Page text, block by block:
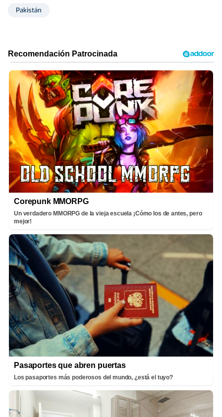
Pakistán
Corepunk MMORPG
Un verdadero MMORPG de la vieja escuela ¡Cómo los de antes, pero
mejor!
Pasaportes que abren puertas
Los pasaportes más poderosos del mundo, ¿está el tuyo?